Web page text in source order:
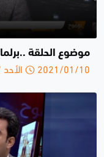
موضوع الحلقة
2021/01/10 الأحد 10:47 ص